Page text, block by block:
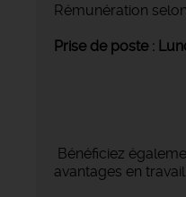
Rémunération
Prise de poste :
Bénéficiez
avantages en